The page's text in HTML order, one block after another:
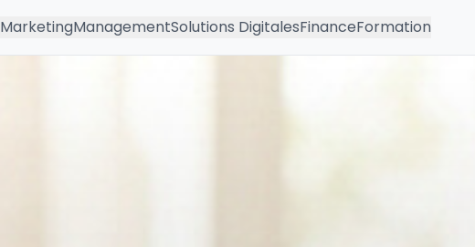
MarketingManagementSolutions DigitalesFinanceFormation